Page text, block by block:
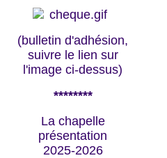
(bulletin d'adhésion,
suivre le lien sur
l'image ci-dessus)
********
La chapelle
présentation
2025-2026